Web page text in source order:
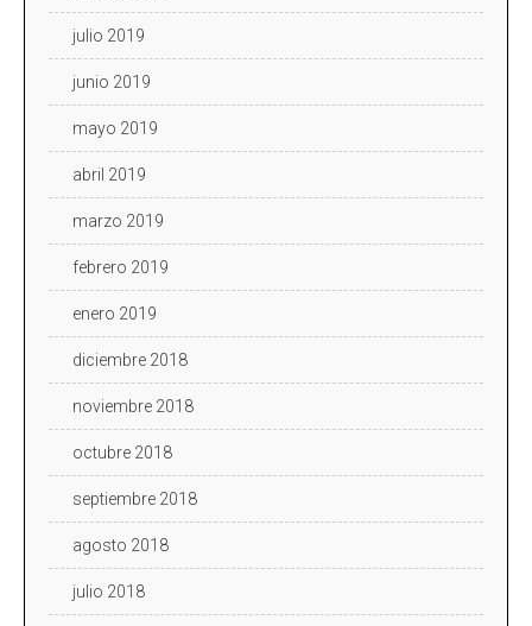
julio 2019
junio 2019
mayo 2019
abril 2019
marzo 2019
febrero 2019
enero 2019
diciembre 2018
noviembre 2018
octubre 2018
septiembre 2018
agosto 2018
julio 2018